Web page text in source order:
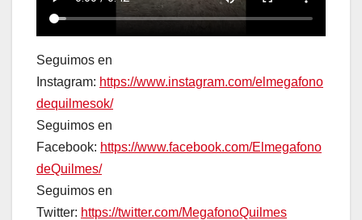
Seguimos en
Instagram: https://www.instagram.com/elmegafono
dequilmesok/
Seguimos en
Facebook: https://www.facebook.com/Elmegafono
deQuilmes/
Seguimos en
Twitter: https://twitter.com/MegafonoQuilmes